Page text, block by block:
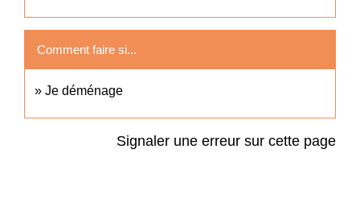
Comment faire si...
Je déménage
Signaler une erreur sur cette page